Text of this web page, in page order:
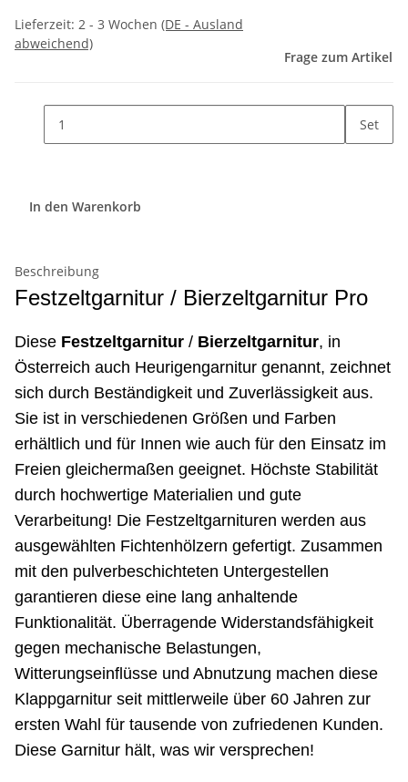
Lieferzeit: 2 - 3 Wochen (DE - Ausland
abweichend)
Frage zum Artikel
Set
In den Warenkorb
Beschreibung
Festzeltgarnitur / Bierzeltgarnitur Pro
Diese Festzeltgarnitur / Bierzeltgarnitur, in
Österreich auch Heurigengarnitur genannt, zeichnet
sich durch Beständigkeit und Zuverlässigkeit aus.
Sie ist in verschiedenen Größen und Farben
erhältlich und für Innen wie auch für den Einsatz im
Freien gleichermaßen geeignet. Höchste Stabilität
durch hochwertige Materialien und gute
Verarbeitung! Die Festzeltgarnituren werden aus
ausgewählten Fichtenhölzern gefertigt. Zusammen
mit den pulverbeschichteten Untergestellen
garantieren diese eine lang anhaltende
Funktionalität. Überragende Widerstandsfähigkeit
gegen mechanische Belastungen,
Witterungseinflüsse und Abnutzung machen diese
Klappgarnitur seit mittlerweile über 60 Jahren zur
ersten Wahl für tausende von zufriedenen Kunden.
Diese Garnitur hält, was wir versprechen!